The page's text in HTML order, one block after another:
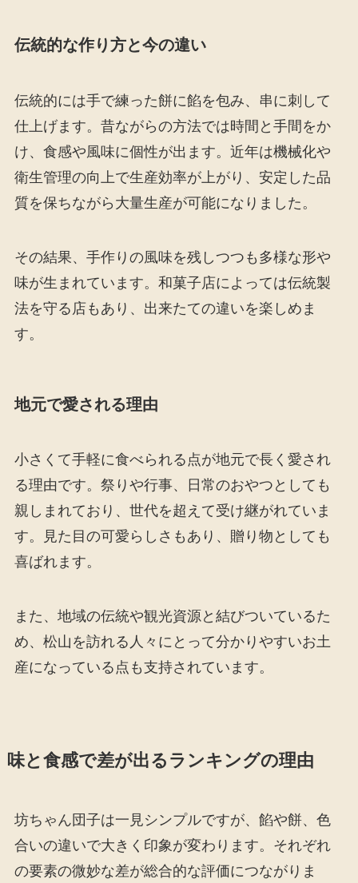
伝統的な作り方と今の違い
伝統的には手で練った餅に餡を包み、串に刺して
仕上げます。昔ながらの方法では時間と手間をか
け、食感や風味に個性が出ます。近年は機械化や
衛生管理の向上で生産効率が上がり、安定した品
質を保ちながら大量生産が可能になりました。
その結果、手作りの風味を残しつつも多様な形や
味が生まれています。和菓子店によっては伝統製
法を守る店もあり、出来たての違いを楽しめま
す。
地元で愛される理由
小さくて手軽に食べられる点が地元で長く愛され
る理由です。祭りや行事、日常のおやつとしても
親しまれており、世代を超えて受け継がれていま
す。見た目の可愛らしさもあり、贈り物としても
喜ばれます。
また、地域の伝統や観光資源と結びついているた
め、松山を訪れる人々にとって分かりやすいお土
産になっている点も支持されています。
味と食感で差が出るランキングの理由
坊ちゃん団子は一見シンプルですが、餡や餅、色
合いの違いで大きく印象が変わります。それぞれ
の要素の微妙な差が総合的な評価につながりま